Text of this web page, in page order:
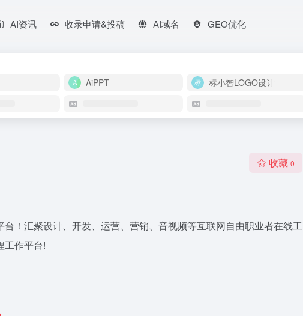
AI资讯 收录申请&投稿 AI域名 GEO优化
AiPPT 标小智LOGO设计
收藏 0
！汇聚设计、开发、运营、营销、音视频等互联网自由职业者在线工
工作平台!